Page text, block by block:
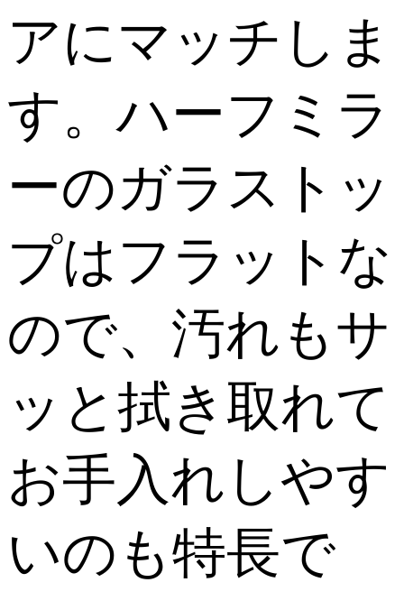
アにマッチしま
す。ハーフミラ
ーのガラストッ
プはフラットな
ので、汚れもサ
ッと拭き取れて
お手入れしやす
いのも特長で